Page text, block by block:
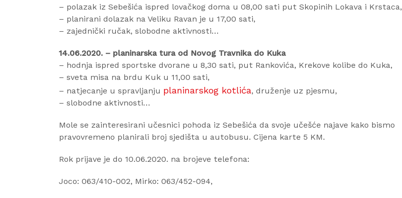
– polazak iz Sebešića ispred lovačkog doma u 08,00 sati put Skopinih Lokava i Krstaca,
– planirani dolazak na Veliku Ravan je u 17,00 sati,
– zajednički ručak, slobodne aktivnosti…
14.06.2020. – planinarska tura od Novog Travnika do Kuka
– hodnja ispred sportske dvorane u 8,30 sati, put Rankovića, Krekove kolibe do Kuka,
– sveta misa na brdu Kuk u 11,00 sati,
– natjecanje u spravljanju planinarskog kotlića, druženje uz pjesmu,
– slobodne aktivnosti…
Mole se zainteresirani učesnici pohoda iz Sebešića da svoje učešće najave kako bismo
pravovremeno planirali broj sjedišta u autobusu. Cijena karte 5 KM.
Rok prijave je do 10.06.2020. na brojeve telefona:
Joco: 063/410-002, Mirko: 063/452-094,